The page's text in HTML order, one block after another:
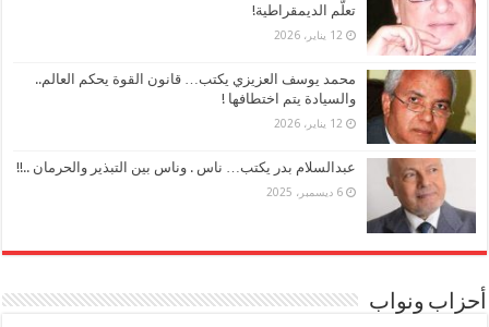
تعلُّم الديمقراطية!
12 يناير، 2026
محمد يوسف العزيزي يكتب… قانون القوة يحكم العالم..
والسيادة يتم اختطافها !
12 يناير، 2026
عبدالسلام بدر يكتب… ناس . وناس بين التبذير والحرمان ..!!
6 ديسمبر، 2025
أحزاب ونواب